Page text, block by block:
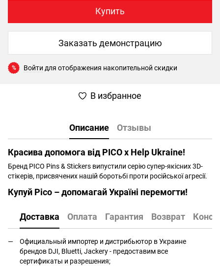
Купить
Заказать демонстрацию
% Войти для отображения накопительной скидки
В избранное
Описание Отзывы
Красива допомога від PICO x Help Ukraine!
Бренд PICO Pins & Stickers випустили серію супер-якісних 3D-
стікерів, присвячених нашій боротьбі проти російської агресії.
Купуй Pico – допомагай Україні перемогти!
Доставка Оплата Гарантия Возврат
Официальный импортер и дистрибьютор в Украине
брендов DJI, Bluetti, Jackery - предоставим все
сертификаты и разрешения;